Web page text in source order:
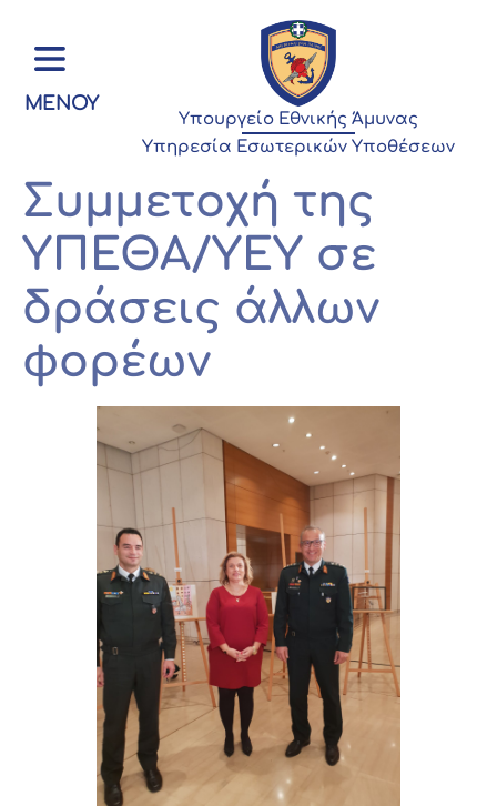
ΜΕΝΟΥ
Υπουργείο Εθνικής Άμυνας
Υπηρεσία Εσωτερικών Υποθέσεων
Συμμετοχή της
ΥΠΕΘΑ/ΥΕΥ σε
δράσεις άλλων
φορέων